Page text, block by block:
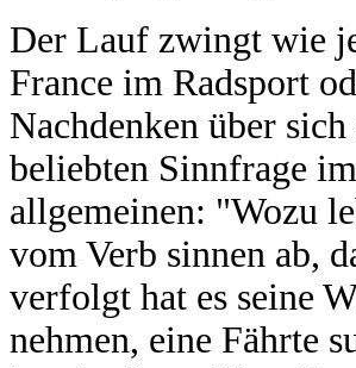
Der Lauf zwingt wie
France im Radsport
Nachdenken über
beliebten Sinnfrage
allgemeinen: "Wozu
vom Verb sinnen ab,
verfolgt hat es seine
nehmen, eine Fährte